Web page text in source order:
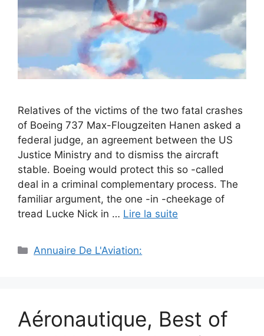
Relatives of the victims of the two fatal crashes
of Boeing 737 Max-Flougzeiten Hanen asked a
federal judge, an agreement between the US
Justice Ministry and to dismiss the aircraft
stable. Boeing would protect this so -called
deal in a criminal complementary process. The
familiar argument, the one -in -cheekage of
tread Lucke Nick in … Lire la suite
Catégories
Annuaire De L'Aviation:
Aéronautique, Best of